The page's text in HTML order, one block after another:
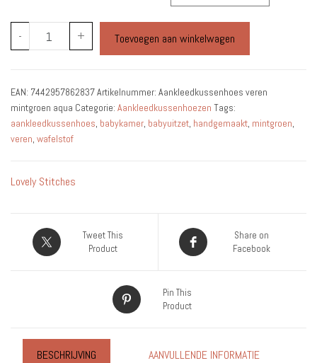
-
Aankleedkussenhoes
veren
aantal
+ Toevoegen aan winkelwagen
EAN: 7442957862837Artikelnummer: Aankleedkussenhoes veren
mintgroen aqua Categorie: Aankleedkussenhoezen Tags:
aankleedkussenhoes, babykamer, babyuitzet, handgemaakt, mintgroen,
veren, wafelstof
Lovely Stitches
Tweet This
Product
Share on
Facebook
Pin This
Product
BESCHRIJVING AANVULLENDE INFORMATIE